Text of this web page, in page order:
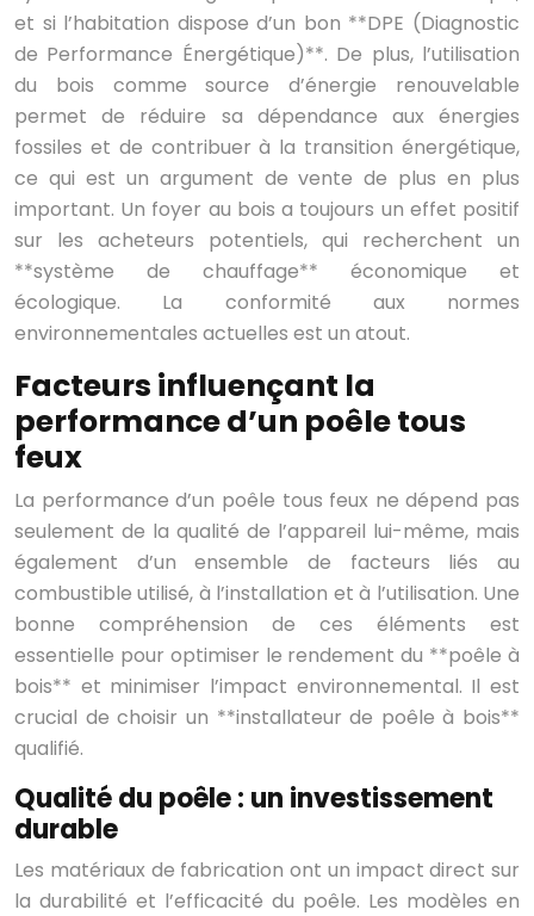
et si l’habitation dispose d’un bon **DPE (Diagnostic
de Performance Énergétique)**. De plus, l’utilisation
du bois comme source d’énergie renouvelable
permet de réduire sa dépendance aux énergies
fossiles et de contribuer à la transition énergétique,
ce qui est un argument de vente de plus en plus
important. Un foyer au bois a toujours un effet positif
sur les acheteurs potentiels, qui recherchent un
**système de chauffage** économique et
écologique. La conformité aux normes
environnementales actuelles est un atout.
Facteurs influençant la
performance d’un poêle tous
feux
La performance d’un poêle tous feux ne dépend pas
seulement de la qualité de l’appareil lui-même, mais
également d’un ensemble de facteurs liés au
combustible utilisé, à l’installation et à l’utilisation. Une
bonne compréhension de ces éléments est
essentielle pour optimiser le rendement du **poêle à
bois** et minimiser l’impact environnemental. Il est
crucial de choisir un **installateur de poêle à bois**
qualifié.
Qualité du poêle : un investissement
durable
Les matériaux de fabrication ont un impact direct sur
la durabilité et l’efficacité du poêle. Les modèles en